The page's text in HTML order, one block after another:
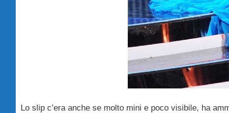
Lo slip c’era anche se molto mini e poco visibile, ha